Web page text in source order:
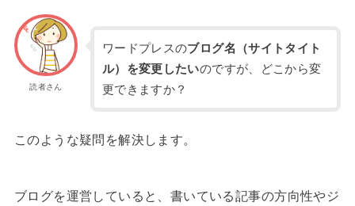
読者さん
ワードプレスのブログ名（サイトタイト
ル）を変更したいのですが、どこから変
更できますか？
このような疑問を解決します。
ブログを運営していると、書いている記事の方向性やジ